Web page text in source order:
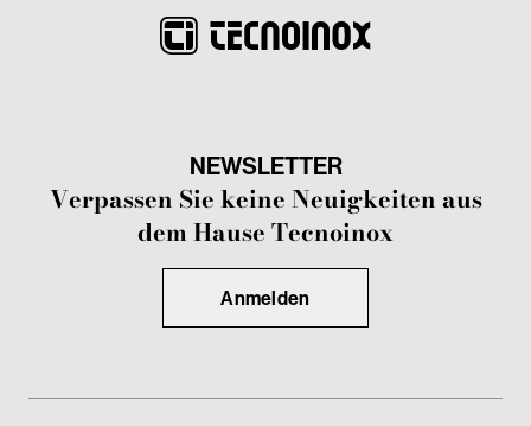
NEWSLETTER
Verpassen Sie keine Neuigkeiten aus
dem Hause Tecnoinox
Anmelden